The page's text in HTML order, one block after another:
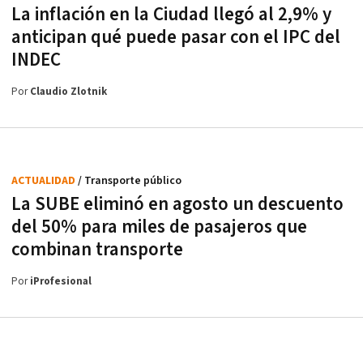
La inflación en la Ciudad llegó al 2,9% y
anticipan qué puede pasar con el IPC del
INDEC
PorClaudio Zlotnik
La SUBE eliminó en agosto un descuento
del 50% para miles de pasajeros que
combinan transporte
ACTUALIDAD / Transporte público
PoriProfesional